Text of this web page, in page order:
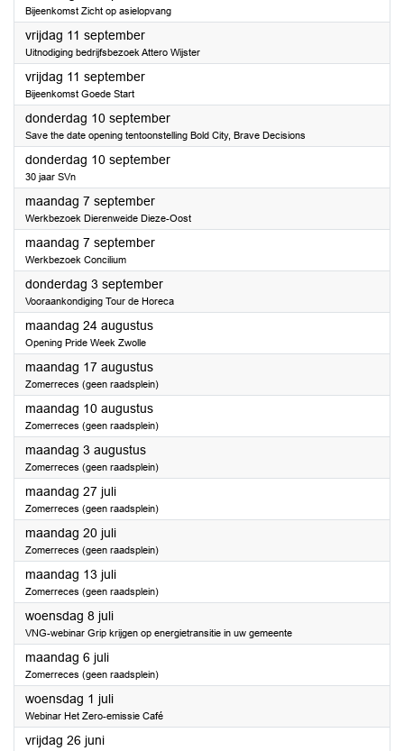
Bijeenkomst Zicht op asielopvang
vrijdag 11 september2026
Uitnodiging bedrijfsbezoek Attero Wijster
vrijdag 11 september2026
Bijeenkomst Goede Start
donderdag 10 september2026
Save the date opening tentoonstelling Bold City, Brave Decisions
donderdag 10 september2026
30 jaar SVn
maandag 7 september2026
Werkbezoek Dierenweide Dieze-Oost
maandag 7 september2026
Werkbezoek Concilium
donderdag 3 september2026
Vooraankondiging Tour de Horeca
maandag 24 augustus2026
Opening Pride Week Zwolle
maandag 17 augustus2026
Zomerreces (geen raadsplein)
maandag 10 augustus2026
Zomerreces (geen raadsplein)
maandag 3 augustus2026
Zomerreces (geen raadsplein)
maandag 27 juli2026
Zomerreces (geen raadsplein)
maandag 20 juli2026
Zomerreces (geen raadsplein)
maandag 13 juli2026
Zomerreces (geen raadsplein)
woensdag 8 juli2026
VNG-webinar Grip krijgen op energietransitie in uw gemeente
maandag 6 juli2026
Zomerreces (geen raadsplein)
woensdag 1 juli2026
Webinar Het Zero-emissie Café
vrijdag 26 juni2026